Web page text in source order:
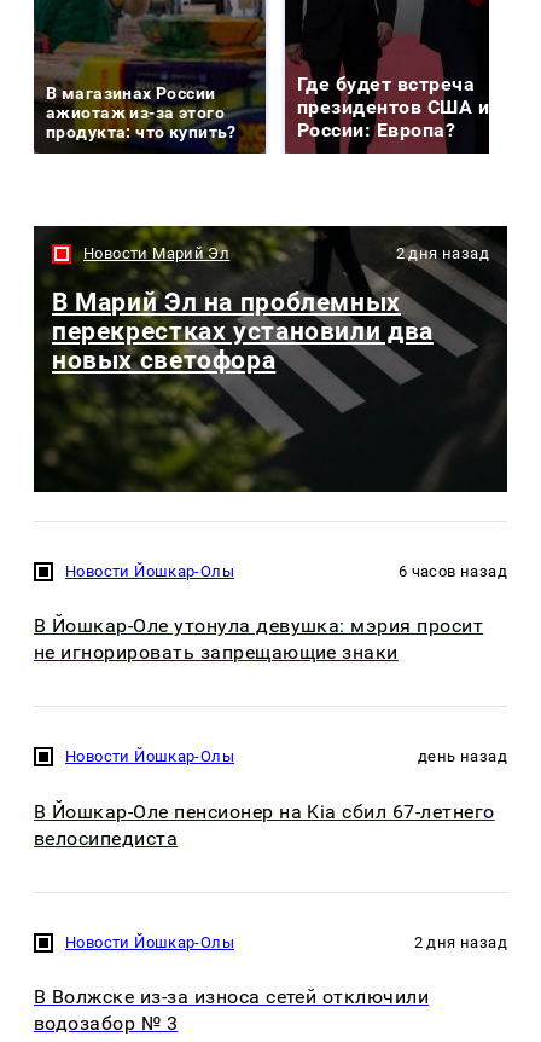
В магазинах России
ажиотаж из-за этого
продукта: что купить?
Где будет встреча
президентов США и
России: Европа?
Новости Марий Эл 2 дня назад
В Марий Эл на проблемных
перекрестках установили два
новых светофора
Новости Йошкар-Олы 6 часов назад
В Йошкар-Оле утонула девушка: мэрия просит
не игнорировать запрещающие знаки
Новости Йошкар-Олы день назад
В Йошкар-Оле пенсионер на Kia сбил 67-летнего
велосипедиста
Новости Йошкар-Олы 2 дня назад
В Волжске из-за износа сетей отключили
водозабор № 3